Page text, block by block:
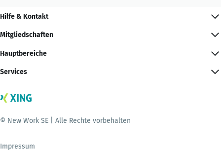
Hilfe & Kontakt
Mitgliedschaften
Hauptbereiche
Services
© New Work SE | Alle Rechte vorbehalten
Impressum